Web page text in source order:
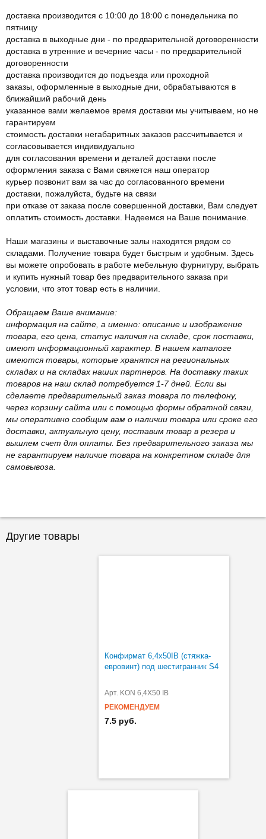
доставка производится с 10:00 до 18:00 с понедельника по
пятницу
доставка в выходные дни - по предварительной договоренности
доставка в утренние и вечерние часы - по предварительной
договоренности
доставка производится до подъезда или проходной
заказы, оформленные в выходные дни, обрабатываются в
ближайший рабочий день
указанное вами желаемое время доставки мы учитываем, но не
гарантируем
стоимость доставки негабаритных заказов рассчитывается и
согласовывается индивидуально
для согласования времени и деталей доставки после
оформления заказа с Вами свяжется наш оператор
курьер позвонит вам за час до согласованного времени
доставки, пожалуйста, будьте на связи
при отказе от заказа после совершенной доставки, Вам следует
оплатить стоимость доставки. Надеемся на Ваше понимание.
Наши магазины и выставочные залы находятся рядом со
складами. Получение товара будет быстрым и удобным. Здесь
вы можете опробовать в работе мебельную фурнитуру, выбрать
и купить нужный товар без предварительного заказа при
условии, что этот товар есть в наличии.
Обращаем Ваше внимание:
информация на сайте, а именно: описание и изображение
товара, его цена, статус наличия на складе, срок поставки,
имеют информационный характер. В нашем каталоге
имеются товары, которые хранятся на региональных
складах и на складах наших партнеров. На доставку таких
товаров на наш склад потребуется 1-7 дней. Если вы
сделаете предварительный заказ товара по телефону,
через корзину сайта или с помощью формы обратной связи,
мы оперативно сообщим вам о наличии товара или сроке его
доставки, актуальную цену, поставим товар в резерв и
вышлем счет для оплаты. Без предварительного заказа мы
не гарантируем наличие товара на конкретном складе для
самовывоза.
Другие товары
Конфирмат 6,4х50IB (стяжка-
евровинт) под шестигранник S4
Арт. KON 6,4X50 IB
РЕКОМЕНДУЕМ
7.5 руб.